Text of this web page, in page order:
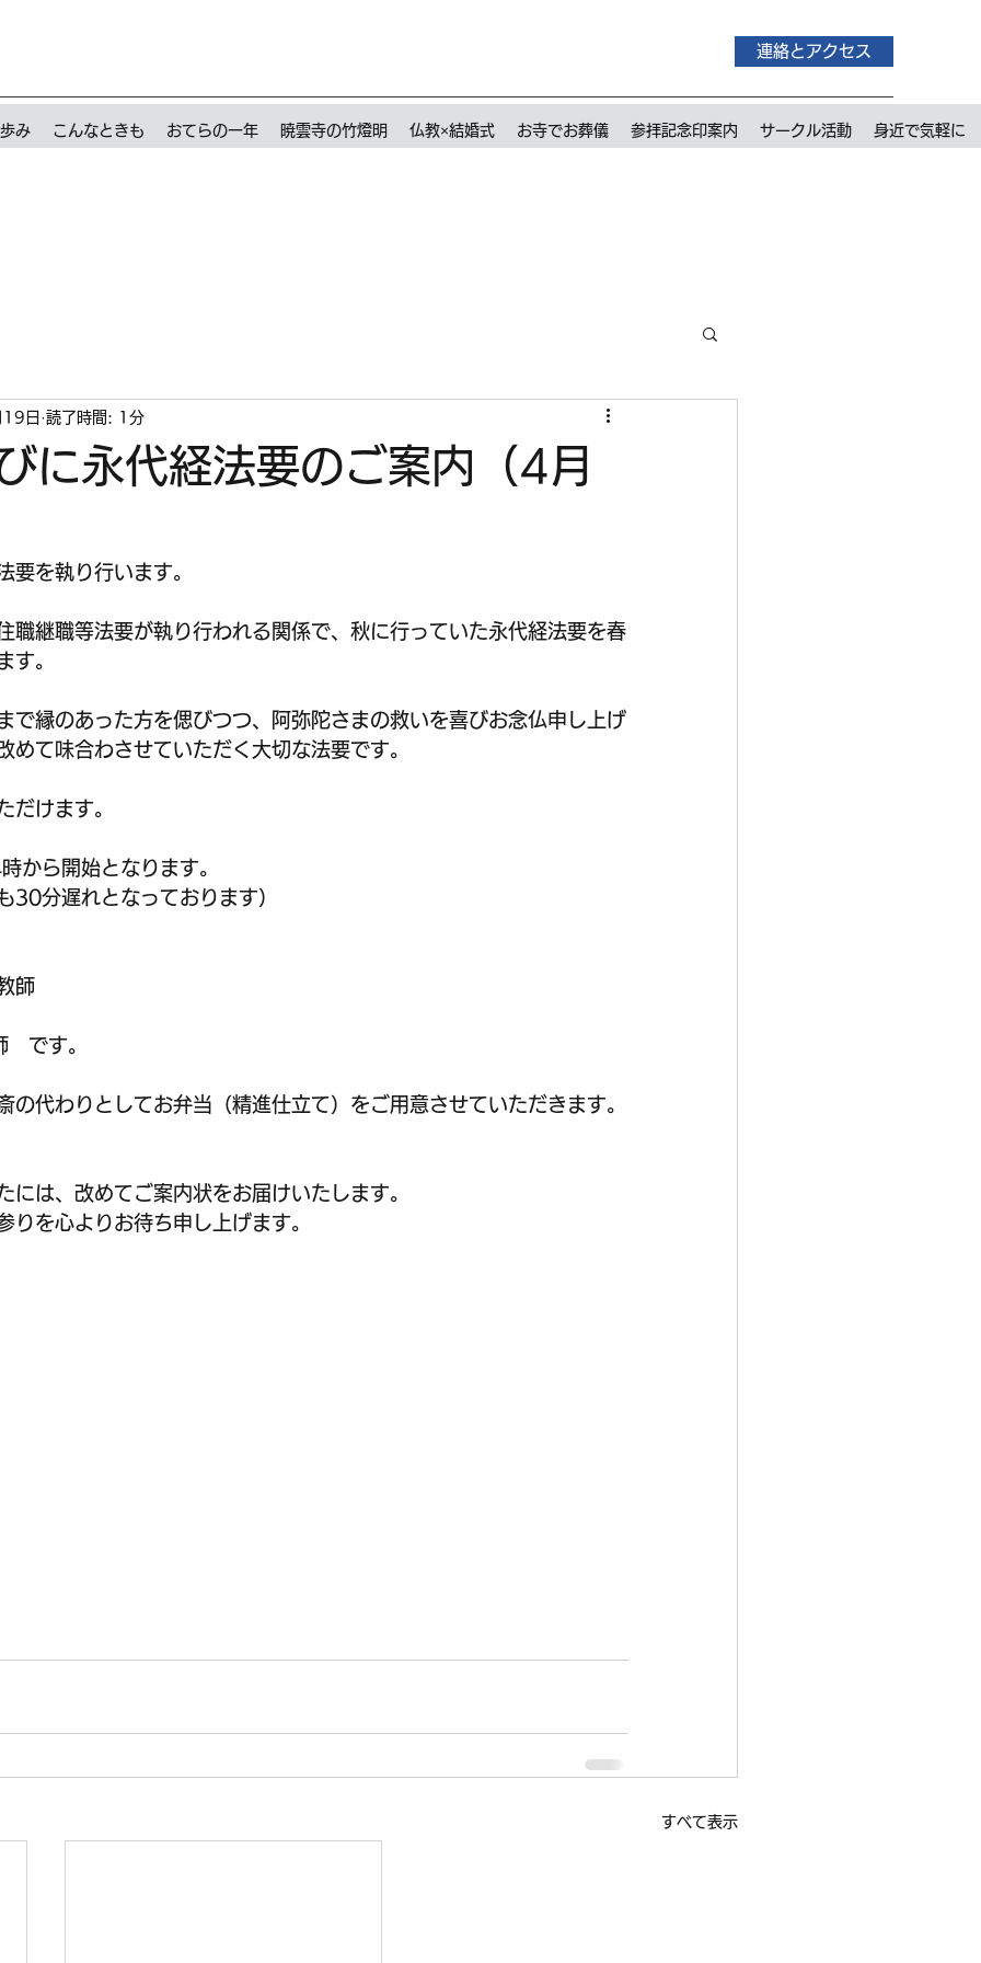
連絡とアクセス
み こんなときも おてらの一年 暁雲寺の竹燈明 仏教×結婚式 お寺でお葬儀 参拝記念印案内 サークル活動 身近で気軽に
に永代経法要のご案内（4月
日 読了時間: 1分
要を執り行います。
職継職等法要が執り行われる関係で、秋に行っていた永代経法要を春
す。
で縁のあった方を偲びつつ、阿弥陀さまの救いを喜びお念仏申し上げ
めて味合わさせていただく大切な法要です。
だけます。
から開始となります。
30分遅れとなっております）
師​
です。
の代わりとしてお弁当（精進仕立て）をご用意させていただきます。
には、改めてご案内状をお届けいたします。
りを心よりお待ち申し上げます。
すべて表示